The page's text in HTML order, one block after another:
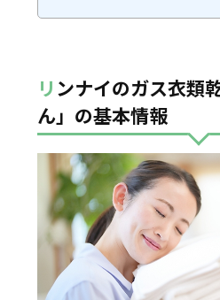
リンナイのガス衣類乾燥機「乾太く
ん」の基本情報